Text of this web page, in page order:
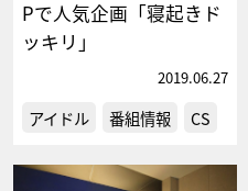
Pで人気企画「寝起きド
ッキリ」
2019.06.27
アイドル 番組情報 CS